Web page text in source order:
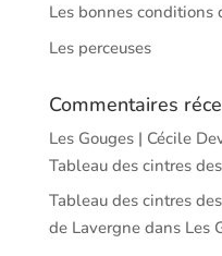
Les bonnes conditions
Les perceuses
Commentaires
Les Gouges | Cécile
Tableau des cintres
Tableau des cintres
de Lavergnedans Les